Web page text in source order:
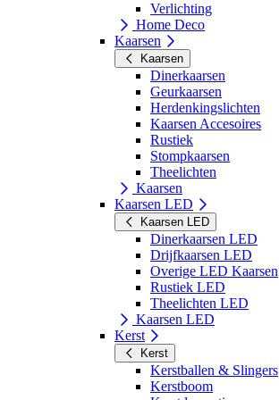
Verlichting
Home Deco
Kaarsen
Kaarsen
Dinerkaarsen
Geurkaarsen
Herdenkingslichten
Kaarsen Accesoires
Rustiek
Stompkaarsen
Theelichten
Kaarsen
Kaarsen LED
Kaarsen LED
Dinerkaarsen LED
Drijfkaarsen LED
Overige LED Kaarsen
Rustiek LED
Theelichten LED
Kaarsen LED
Kerst
Kerst
Kerstballen & Slingers
Kerstboom